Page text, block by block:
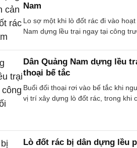
Nam
Lo sợ một khi lò đốt rác đi vào
Nam dựng lều trại ngay tại công
Dân Quảng Nam dựng lều
thoại bế tắc
Buổi đối thoại rơi vào bế tắc khi
vị trí xây dựng lò đốt rác, trong khi
Lò đốt rác bị dân dựng lều